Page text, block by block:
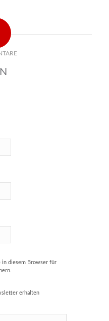
in diesem Browser für
erhalten